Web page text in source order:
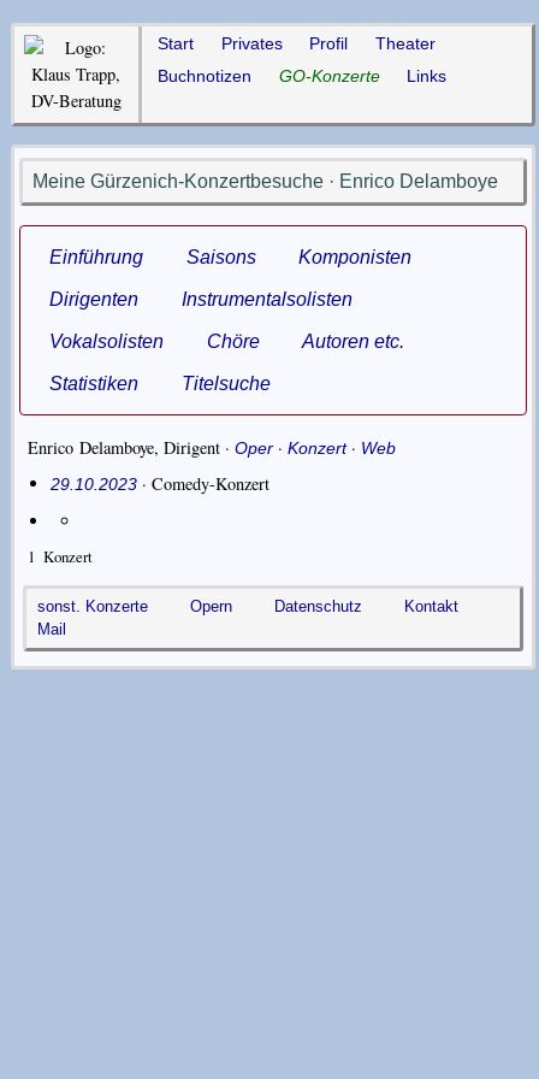
Start Privates Profil
Theater
Buchnotizen
GO-Konzerte Links
Meine Gürzenich-Konzertbesuche · Enrico Delamboye
Einführung Saisons Komponisten
Dirigenten Instrumentalsolisten
Vokalsolisten Chöre Autoren etc.
Statistiken Titelsuche
Enrico Delamboye,Dirigent ·Oper ·Konzert· Web
29.10.2023 · Comedy-Konzert
1 Konzert
sonst. Konzerte Opern Datenschutz
Kontakt
Mail